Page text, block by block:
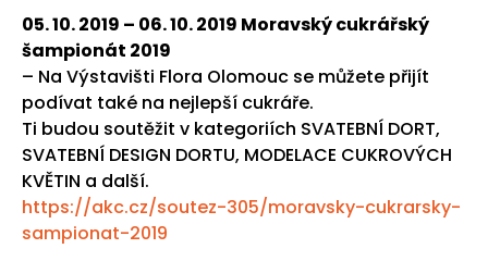
05. 10. 2019 – 06. 10. 2019 Moravský cukrářský
šampionát 2019
– Na Výstavišti Flora Olomouc se můžete přijít
podívat také na nejlepší cukráře.
Ti budou soutěžit v kategoriích SVATEBNÍ DORT,
SVATEBNÍ DESIGN DORTU, MODELACE CUKROVÝCH
KVĚTIN a další.
https://akc.cz/soutez-305/moravsky-cukrarsky-
sampionat-2019